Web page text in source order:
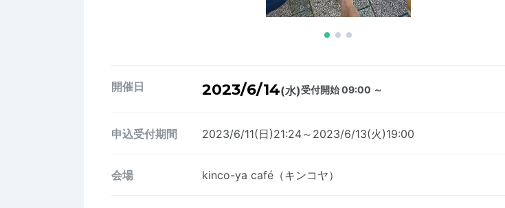
開催日 2023/6/14(水)受付開始 09:00 ～
申込受付期間 2023/6/11(日)21:24～2023/6/13(火)19:00
会場 kinco-ya café（キンコヤ）